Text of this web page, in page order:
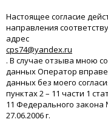
Настоящее согласие
направления
адрес
cps74@yandex.ru
. В случае отзыва мною
данных Оператор
данных без моего
пунктах 2 – 11 части 1
11 Федерального
27.06.2006 г.